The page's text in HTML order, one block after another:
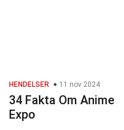
HENDELSER 11 nov 2024
34 Fakta Om Anime
Expo